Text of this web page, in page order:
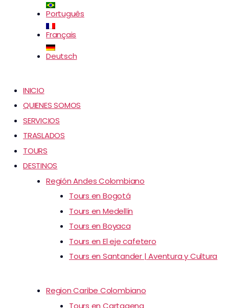
Português
Français
Deutsch
INICIO
QUIENES SOMOS
SERVICIOS
TRASLADOS
TOURS
DESTINOS
Región Andes Colombiano
Tours en Bogotá
Tours en Medellín
Tours en Boyaca
Tours en El eje cafetero
Tours en Santander | Aventura y Cultura
Region Caribe Colombiano
Tours en Cartagena